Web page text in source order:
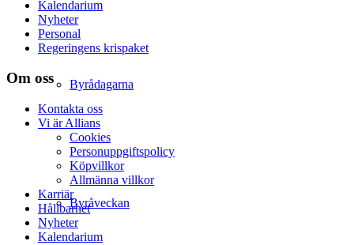
Byrådagarna
Byråveckan
Kalendarium
Nyheter
Personal
Regeringens krispaket
Om oss
Kontakta oss
Vi är Allians
Cookies
Personuppgiftspolicy
Köpvillkor
Allmänna villkor
Karriär
Hållbarhet
Nyheter
Kalendarium